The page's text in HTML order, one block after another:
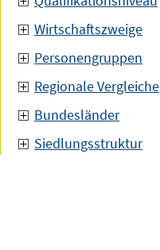
Wirtschaftszweige
Personengruppen
Regionale Vergleiche
Bundesländer
Siedlungsstruktur